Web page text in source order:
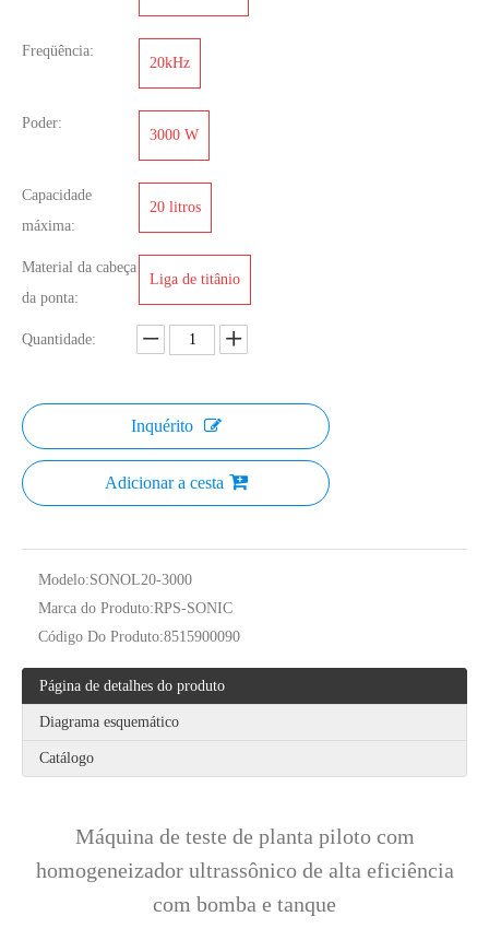
Atualmente, a pesquisa sobre a extração de antioxidantes e
Freqüência:
20kHz
Poder:
3000 W
Capacidade
máxima:
20 litros
Material da cabeça
da ponta:
Liga de titânio
Quantidade:
Inquérito
Adicionar a cesta
Modelo:SONOL20-3000
Marca do Produto:RPS-SONIC
Código Do Produto:8515900090
Página de detalhes do produto
Diagrama esquemático
Catálogo
Máquina de teste de planta piloto com
homogeneizador ultrassônico de alta eficiência
com bomba e tanque